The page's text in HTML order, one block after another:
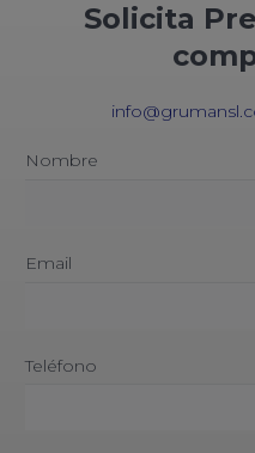
Solicita
Nombre
Email
Teléfono